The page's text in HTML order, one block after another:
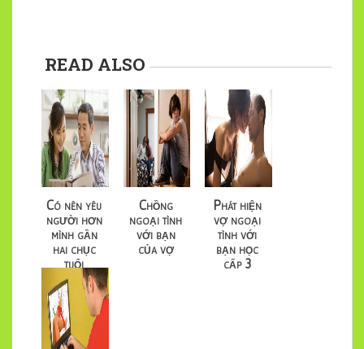
READ ALSO
Có nên yêu
người hơn
mình gần
hai chục
tuổi
Chồng
ngoại tình
với bạn
của vợ
Phát hiện
vợ ngoại
tình với
bạn học
cấp 3